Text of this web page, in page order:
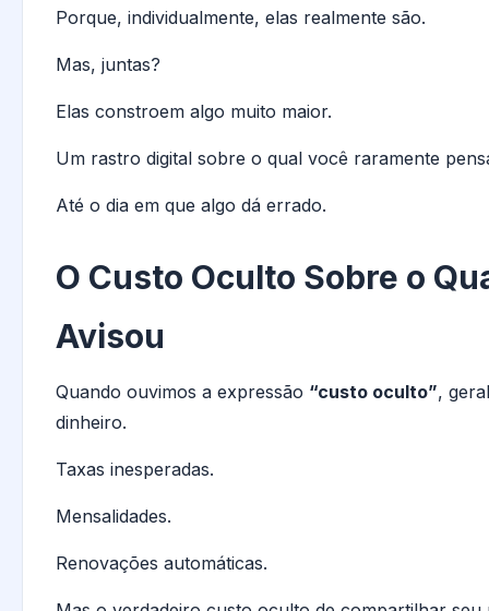
Porque, individualmente, elas realmente são.
Mas, juntas?
Elas constroem algo muito maior.
Um rastro digital sobre o qual você raramente
Até o dia em que algo dá errado.
O Custo Oculto Sobre o
Avisou
Quando ouvimos a expressão “custo oculto”,
dinheiro.
Taxas inesperadas.
Mensalidades.
Renovações automáticas.